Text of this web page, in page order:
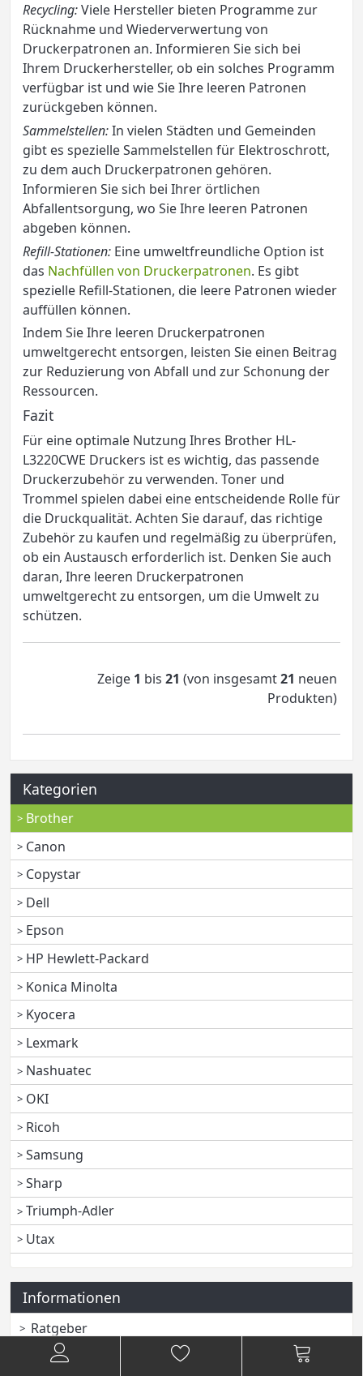
Recycling:Viele Hersteller bieten Programme zur
Rücknahme und Wiederverwertung von
Druckerpatronen an. Informieren Sie sich bei
Ihrem Druckerhersteller, ob ein solches Programm
verfügbar ist und wie Sie Ihre leeren Patronen
zurückgeben können.
Sammelstellen:In vielen Städten und Gemeinden
gibt es spezielle Sammelstellen für Elektroschrott,
zu dem auch Druckerpatronen gehören.
Informieren Sie sich bei Ihrer örtlichen
Abfallentsorgung, wo Sie Ihre leeren Patronen
abgeben können.
Refill-Stationen: Eine umweltfreundliche Option ist
das Nachfüllen von Druckerpatronen. Es gibt
spezielle Refill-Stationen, die leere Patronen wieder
auffüllen können.
Indem Sie Ihre leeren Druckerpatronen
umweltgerecht entsorgen, leisten Sie einen Beitrag
zur Reduzierung von Abfall und zur Schonung der
Ressourcen.
Fazit
Für eine optimale Nutzung Ihres Brother HL-
L3220CWE Druckers ist es wichtig, das passende
Druckerzubehör zu verwenden. Toner und
Trommel spielen dabei eine entscheidende Rolle für
die Druckqualität. Achten Sie darauf, das richtige
Zubehör zu kaufen und regelmäßig zu überprüfen,
ob ein Austausch erforderlich ist. Denken Sie auch
daran, Ihre leeren Druckerpatronen
umweltgerecht zu entsorgen, um die Umwelt zu
schützen.
Zeige 1 bis 21 (von insgesamt21 neuen
Produkten)
Kategorien
Brother
Canon
Copystar
Dell
Epson
HP Hewlett-Packard
Konica Minolta
Kyocera
Lexmark
Nashuatec
OKI
Ricoh
Samsung
Sharp
Triumph-Adler
Utax
Informationen
Ratgeber
Drucker-Support